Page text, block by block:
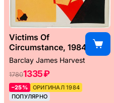
Victims Of
Circumstance, 1984
Barclay James Harvest
17801335 ₽
–25%
ОРИГИНАЛ 1984
ПОПУЛЯРНО